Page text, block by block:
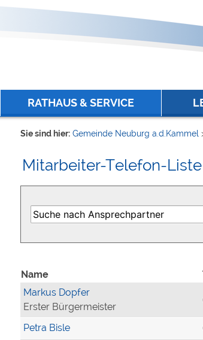
springen.
RATHAUS & SERVICE
Sie sind hier: Gemeinde Neuburg a.d.Kammel
Mitarbeiter-Telefon-Liste
Name
Markus Dopfer
Erster Bürgermeister
Petra Bisle